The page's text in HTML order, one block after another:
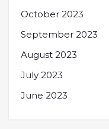
October 2023
September 2023
August 2023
July 2023
June 2023